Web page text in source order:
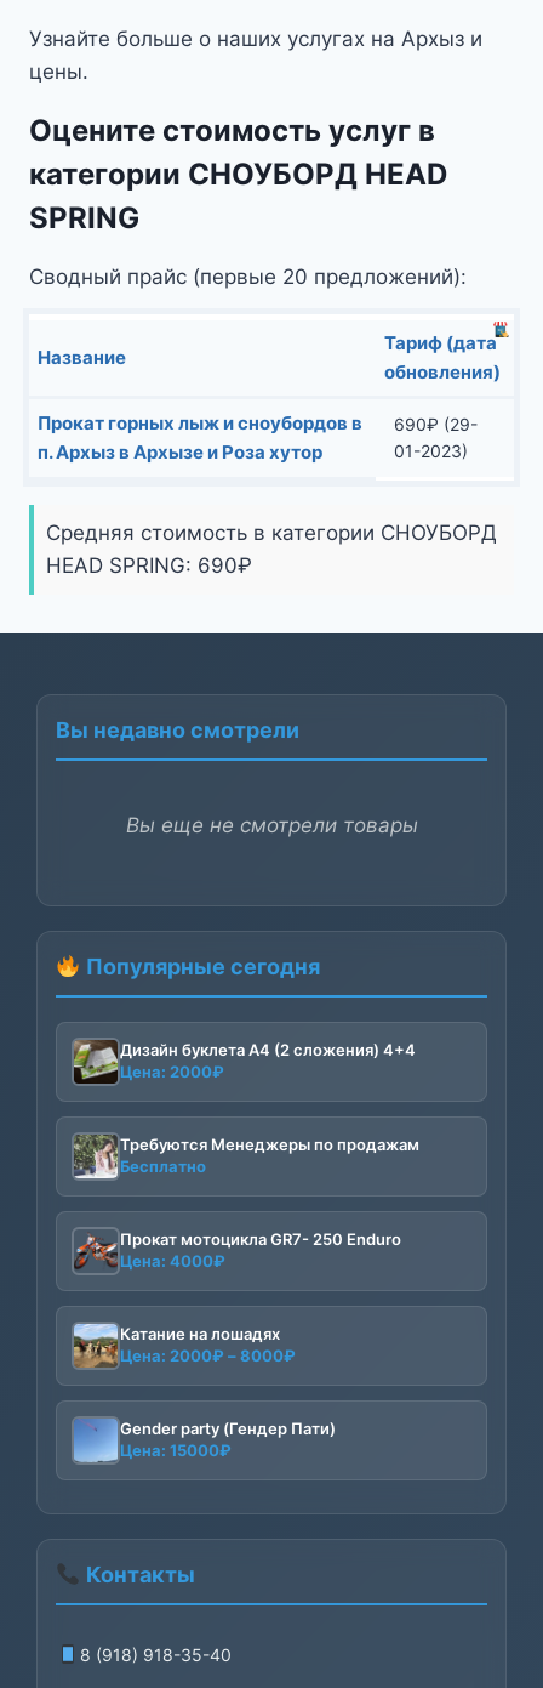
Узнайте больше о наших услугах на Архыз и
цены.
Оцените стоимость услуг в
категории СНОУБОРД HEAD
SPRING
Сводный прайс (первые 20 предложений):
Название
Тариф (дата
обновления)
Прокат горных лыж и сноубордов в
п. Архыз в Архызе и Роза хутор
690₽ (29-
01-2023)
Средняя стоимость в категории СНОУБОРД
HEAD SPRING: 690₽
Вы недавно смотрели
Вы еще не смотрели товары
Популярные сегодня
Дизайн буклета А4 (2 сложения) 4+4
Цена: 2000₽
Требуются Менеджеры по продажам
Бесплатно
Прокат мотоцикла GR7- 250 Enduro
Цена: 4000₽
Катание на лошадях
Цена: 2000₽ –8000₽
2000₽
–
Gender party (Гендер Пати)
Цена: 15000₽
Контакты
8 (918) 918-35-40